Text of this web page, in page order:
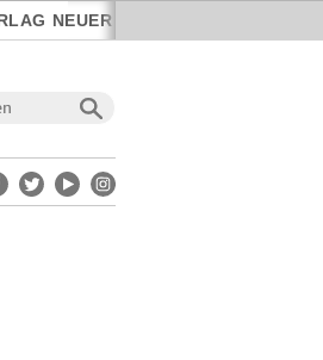
NEUER WEG